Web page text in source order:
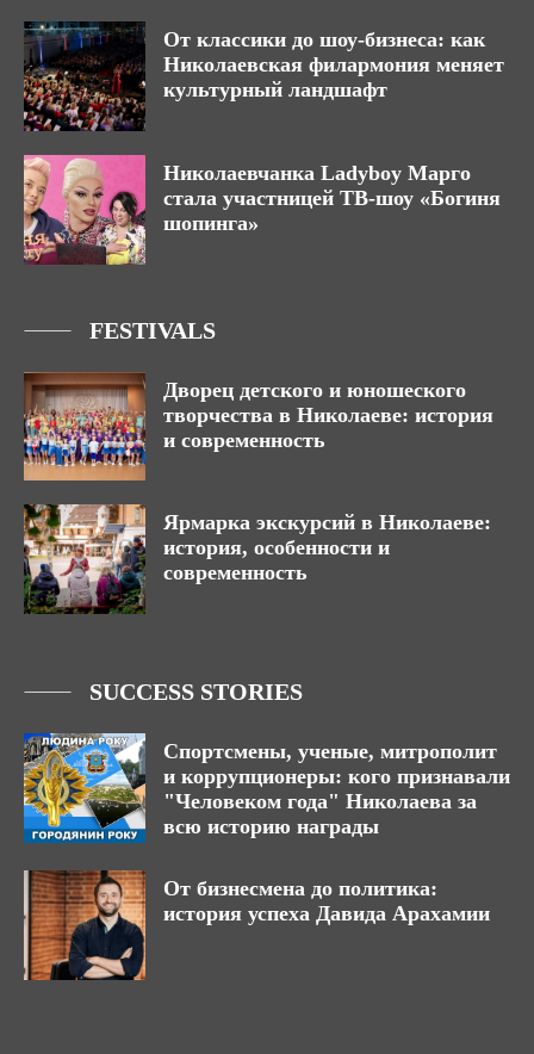
От классики до шоу-бизнеса: как
Николаевская филармония меняет
культурный ландшафт
Николаевчанка Ladyboy Марго
стала участницей ТВ-шоу «Богиня
шопинга»
FESTIVALS
Дворец детского и юношеского
творчества в Николаеве: история
и современность
Ярмарка экскурсий в Николаеве:
история, особенности и
современность
SUCCESS STORIES
Спортсмены, ученые, митрополит
и коррупционеры: кого признавали
"Человеком года" Николаева за
всю историю награды
От бизнесмена до политика:
история успеха Давида Арахамии